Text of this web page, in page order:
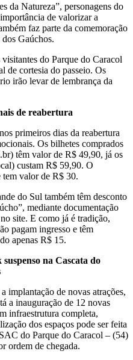
da Natureza”, personagens do
de valorizar a
faz parte da comemoração
dos Gaúchos.
do Parque do Caracol
de cortesia do passeio. Os
irão levar de lembrança da
de reabertura
primeiros dias da reabertura
Os bilhetes comprados
têm valor de R$ 49,90, já os
custam R$ 59,90. O
tem valor de R$ 30.
do Sul também têm desconto
mediante documentação
site. E como já é tradição,
pagam ingresso e têm
apenas R$ 15.
na Cascata do
implantação de novas atrações,
a inauguração de 12 novas
infraestrutura completa,
dos espaços pode ser feita
do Parque do Caracol – (54)
ordem de chegada.